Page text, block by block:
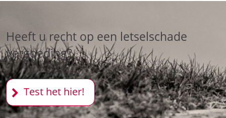
Heeft u recht op een letselschade
vergoeding?
Test het hier!